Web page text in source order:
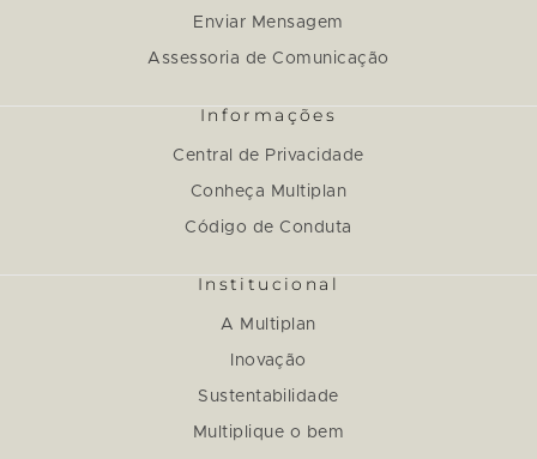
Enviar Mensagem
Assessoria de Comunicação
Informações
Central de Privacidade
Conheça Multiplan
Código de Conduta
Institucional
A Multiplan
Inovação
Sustentabilidade
Multiplique o bem